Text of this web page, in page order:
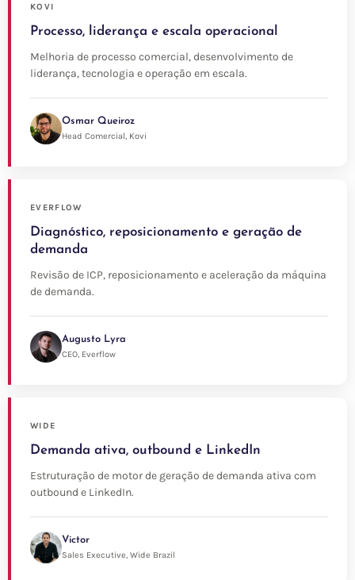
KOVI
Processo, liderança e escala operacional
Melhoria de processo comercial, desenvolvimento de
liderança, tecnologia e operação em escala.
Osmar Queiroz
Head Comercial, Kovi
EVERFLOW
Diagnóstico, reposicionamento e geração de
demanda
Revisão de ICP, reposicionamento e aceleração da máquina
de demanda.
Augusto Lyra
CEO, Everflow
WIDE
Demanda ativa, outbound e LinkedIn
Estruturação de motor de geração de demanda ativa com
outbound e LinkedIn.
Victor
Sales Executive, Wide Brazil